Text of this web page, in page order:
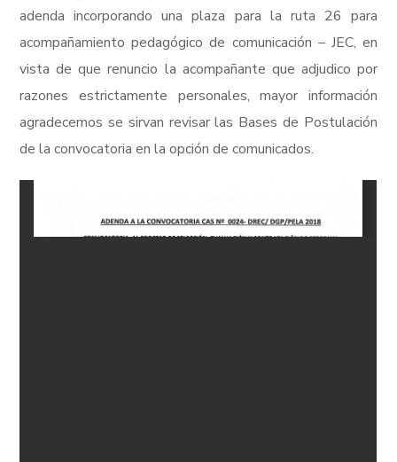
adenda incorporando una plaza para la ruta 26 para
acompañamiento pedagógico de comunicación – JEC, en
vista de que renuncio la acompañante que adjudico por
razones estrictamente personales, mayor información
agradecemos se sirvan revisar las Bases de Postulación
de la convocatoria en la opción de comunicados.